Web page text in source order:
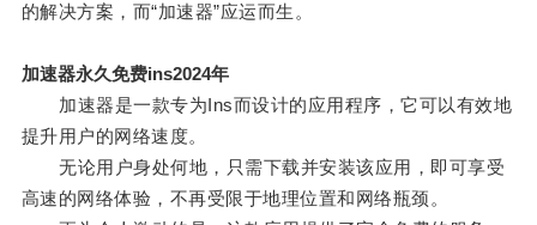
的解决方案，而“加速器”应运而生。
加速器永久免费ins2024年
加速器是一款专为Ins而设计的应用程序，它可以有效地
提升用户的网络速度。
无论用户身处何地，只需下载并安装该应用，即可享受
高速的网络体验，不再受限于地理位置和网络瓶颈。